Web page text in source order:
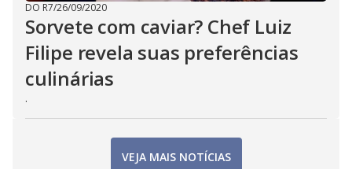
DO R7/26/09/2020
Sorvete com caviar? Chef Luiz
Filipe revela suas preferências
culinárias
.
VEJA MAIS NOTÍCIAS